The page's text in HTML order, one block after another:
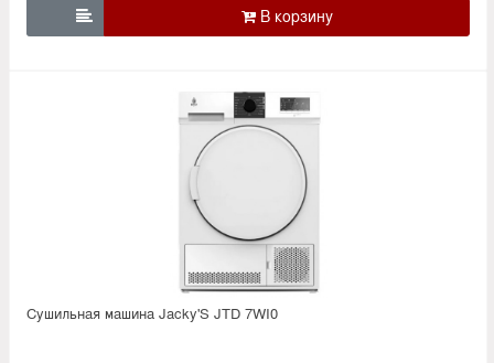

Сушильная машина Jacky'S JTD 7WI0